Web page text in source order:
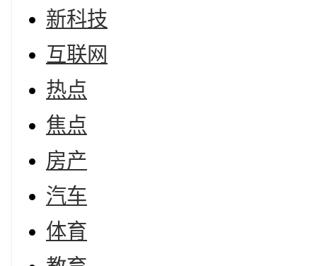
新科技
互联网
热点
焦点
房产
汽车
体育